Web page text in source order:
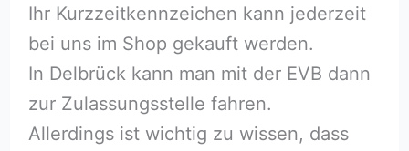
Ihr Kurzzeitkennzeichen kann jederzeit
bei uns im Shop gekauft werden.
In Delbrück kann man mit der EVB dann
zur Zulassungsstelle fahren.
Allerdings ist wichtig zu wissen, dass